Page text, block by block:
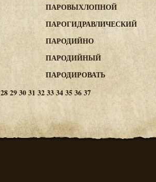
ПАРОВЫХЛОПНОЙ
ПАРОГИДРАВЛИЧЕСКИЙ
ПАРОДИЙНО
ПАРОДИЙНЫЙ
ПАРОДИРОВАТЬ
28293031 323334353637